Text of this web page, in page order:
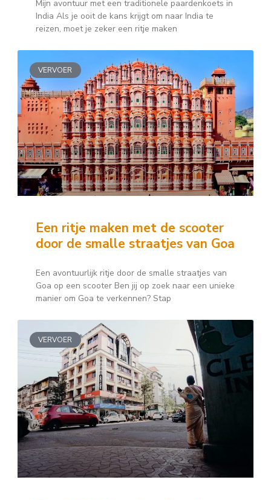
Mijn avontuur met een traditionele paardenkoets in
India Als je ooit de kans krijgt om naar India te
reizen, moet je zeker een ritje maken
VERVOER
Een ritje maken met de scooter
door de smalle straatjes van Goa
Een avontuurlijk ritje door de smalle straatjes van
Goa op een scooter Ben jij op zoek naar een unieke
manier om Goa te verkennen? Stap
VERVOER